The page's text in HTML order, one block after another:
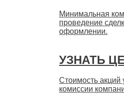
Минимальная
проведение
оформлении.
УЗНАТЬ
Стоимость акций
комиссии